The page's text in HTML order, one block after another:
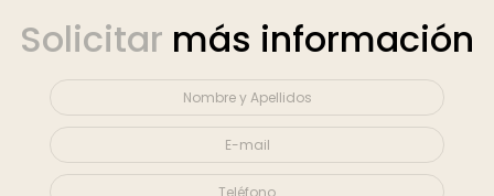
Solicitar más información